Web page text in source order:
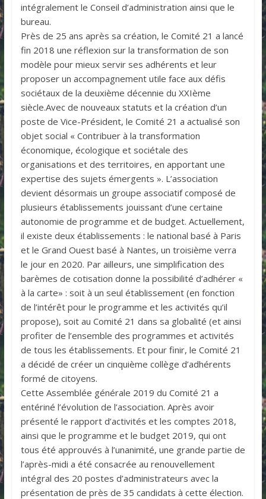
intégralement le Conseil d’administration ainsi que le
bureau.
Près de 25 ans après sa création, le Comité 21 a lancé
fin 2018 une réflexion sur la transformation de son
modèle pour mieux servir ses adhérents et leur
proposer un accompagnement utile face aux défis
sociétaux de la deuxième décennie du XXIème
siècle.Avec de nouveaux statuts et la création d’un
poste de Vice-Président, le Comité 21 a actualisé son
objet social « Contribuer à la transformation
économique, écologique et sociétale des
organisations et des territoires, en apportant une
expertise des sujets émergents ». L’association
devient désormais un groupe associatif composé de
plusieurs établissements jouissant d’une certaine
autonomie de programme et de budget. Actuellement,
il existe deux établissements : le national basé à Paris
et le Grand Ouest basé à Nantes, un troisième verra
le jour en 2020. Par ailleurs, une simplification des
barèmes de cotisation donne la possibilité d’adhérer «
à la carte» : soit à un seul établissement (en fonction
de l’intérêt pour le programme et les activités qu’il
propose), soit au Comité 21 dans sa globalité (et ainsi
profiter de l’ensemble des programmes et activités
de tous les établissements. Et pour finir, le Comité 21
a décidé de créer un cinquième collège d’adhérents
formé de citoyens.
Cette Assemblée générale 2019 du Comité 21 a
entériné l’évolution de l’association. Après avoir
présenté le rapport d’activités et les comptes 2018,
ainsi que le programme et le budget 2019, qui ont
tous été approuvés à l’unanimité, une grande partie de
l’après-midi a été consacrée au renouvellement
intégral des 20 postes d’administrateurs avec la
présentation de près de 35 candidats à cette élection.